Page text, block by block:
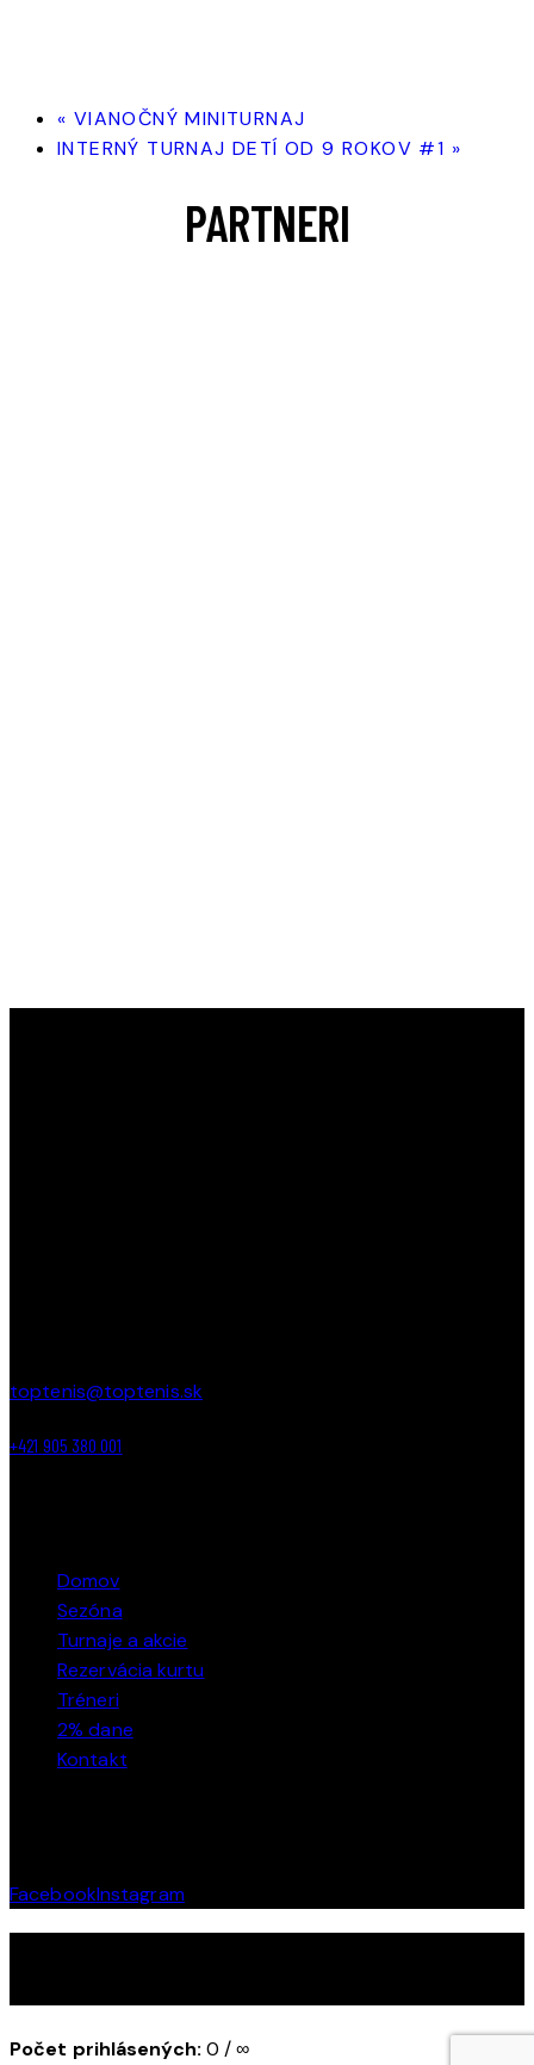
« VIANOČNÝ MINITURNAJ
INTERNÝ TURNAJ DETÍ OD 9 ROKOV #1 »
PARTNERI
toptenis@toptenis.sk
+421 905 380 001
Domov
Sezóna
Turnaje a akcie
Rezervácia kurtu
Tréneri
2% dane
Kontakt
FacebookInstagram
Počet prihlásených: 0 / ∞